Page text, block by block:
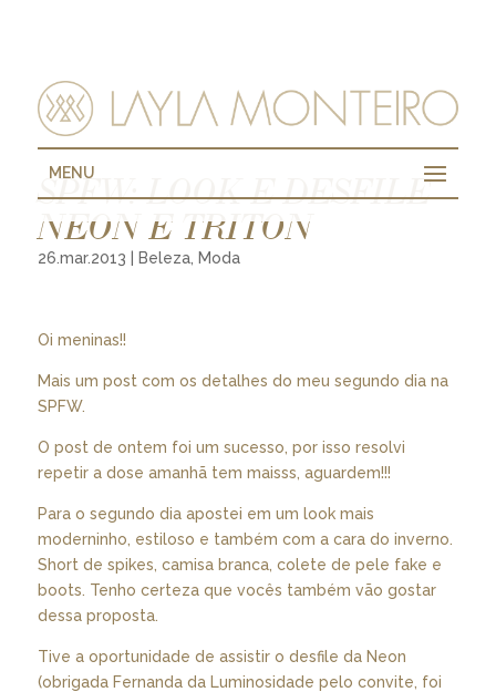
MENU
SPFW: LOOK E DESFILE
NEON E TRITON
26.mar.2013 Beleza, Moda
Oi meninas!!
Mais um post com os detalhes do meu segundo dia na
SPFW.
O post de ontem foi um sucesso, por isso resolvi
repetir a dose amanhã tem maisss, aguardem!!!
Para o segundo dia apostei em um look mais
moderninho, estiloso e também com a cara do inverno.
Short de spikes, camisa branca, colete de pele fake e
boots. Tenho certeza que vocês também vão gostar
dessa proposta.
Tive a oportunidade de assistir o desfile da Neon
(obrigada Fernanda da Luminosidade pelo convite, foi